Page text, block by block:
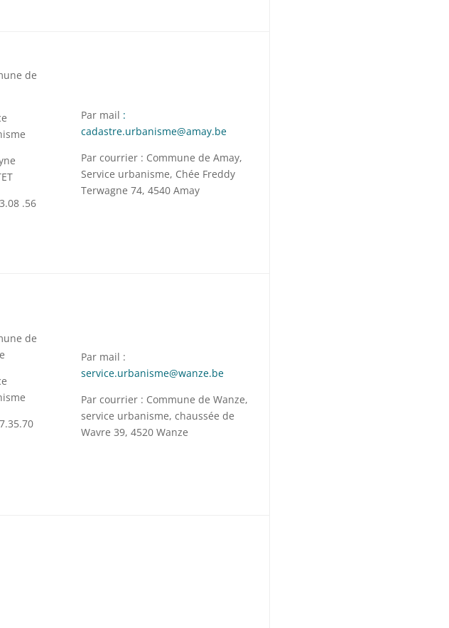
de
.56
Par mail :
cadastre.urbanisme@amay.be
Par courrier : Commune de Amay,
Service urbanisme, Chée Freddy
Terwagne 74, 4540 Amay
de
Par mail :
service.urbanisme@wanze.be
Par courrier : Commune de Wanze,
service urbanisme, chaussée de
Wavre 39, 4520 Wanze